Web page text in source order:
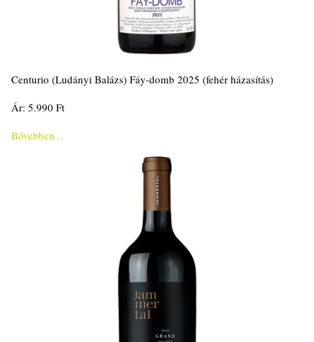
Centurio (Ludányi Balázs) Fáy-domb 2025 (fehér házasítás)
Ár: 5.990 Ft
Bővebben...